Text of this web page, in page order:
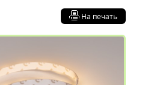
На печать